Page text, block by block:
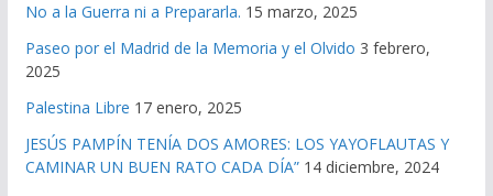
No a la Guerra ni a Prepararla. 15 marzo, 2025
Paseo por el Madrid de la Memoria y el Olvido 3 febrero,
2025
Palestina Libre 17 enero, 2025
JESÚS PAMPÍN TENÍA DOS AMORES: LOS YAYOFLAUTAS Y
CAMINAR UN BUEN RATO CADA DÍA” 14 diciembre, 2024